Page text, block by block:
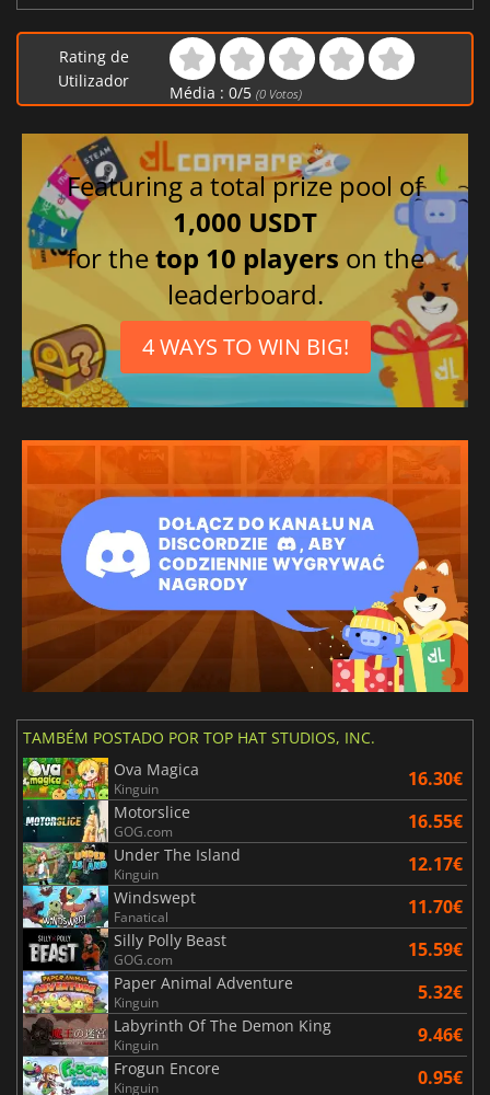
Rating de
Utilizador
Média : 0/5 (0Votos)
Featuring a total prize pool of
1,000 USDT
for thetop 10 players on the
leaderboard.
4 WAYS TO WIN BIG!
TAMBÉM POSTADO POR TOP HAT STUDIOS, INC.
Ova Magica
Kinguin 16.30€
Motorslice
GOG.com 16.55€
Under The Island
Kinguin 12.17€
Windswept
Fanatical 11.70€
Silly Polly Beast
GOG.com 15.59€
Paper Animal Adventure
Kinguin 5.32€
Labyrinth Of The Demon King
Kinguin 9.46€
Frogun Encore
Kinguin 0.95€